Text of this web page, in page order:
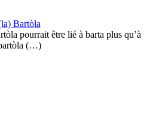
Bartòla
pourrait être lié à barta plus qu’à
(…)